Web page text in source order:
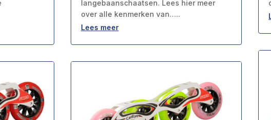
langebaanschaatsen. Lees hier meer
over alle kenmerken van…..
Lees meer